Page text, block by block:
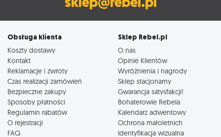
Obsługa klienta
Koszty dostawy
Kontakt
Reklamacje i zwroty
Czas realizacji zamówień
Bezpieczne zakupy
Sposoby płatności
Regulamin rabatów
O rejestracji
FAQ
Sklep Rebel.pl
O nas
Opinie Klientów
Wyróżnienia i nagrody
Sklep stacjonarny
Gwarancja satysfakcji!
Bohaterowie Rebela
Kalendarz adwentowy
Ochrona małoletnich
Identyfikacja wizualna